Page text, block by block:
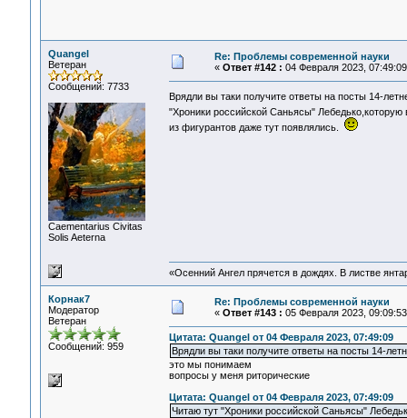
Quangel
Ветеран
Сообщений: 7733
Сaementarius Civitas
Solis Aeterna
Re: Проблемы современной науки
« Ответ #142 : 04 Февраля 2023,
Врядли вы таки получите ответы на посты 14-
"Хроники российской Саньясы"
из фигурантов даже тут появлялись.
«Осенний Ангел прячется в дождях. В листве
Корнак7
Модератор
Ветеран
Сообщений: 959
Re: Проблемы современной науки
« Ответ #143 : 05 Февраля 2023,
Цитата: Quangel от 04 Февраля 2023, 07:49:09
Врядли вы таки получите ответы на посты 14-
это мы понимаем
вопросы у меня риторические
Цитата: Quangel от 04 Февраля 2023, 07:49:09
Читаю тут "Хроники российской Саньясы"